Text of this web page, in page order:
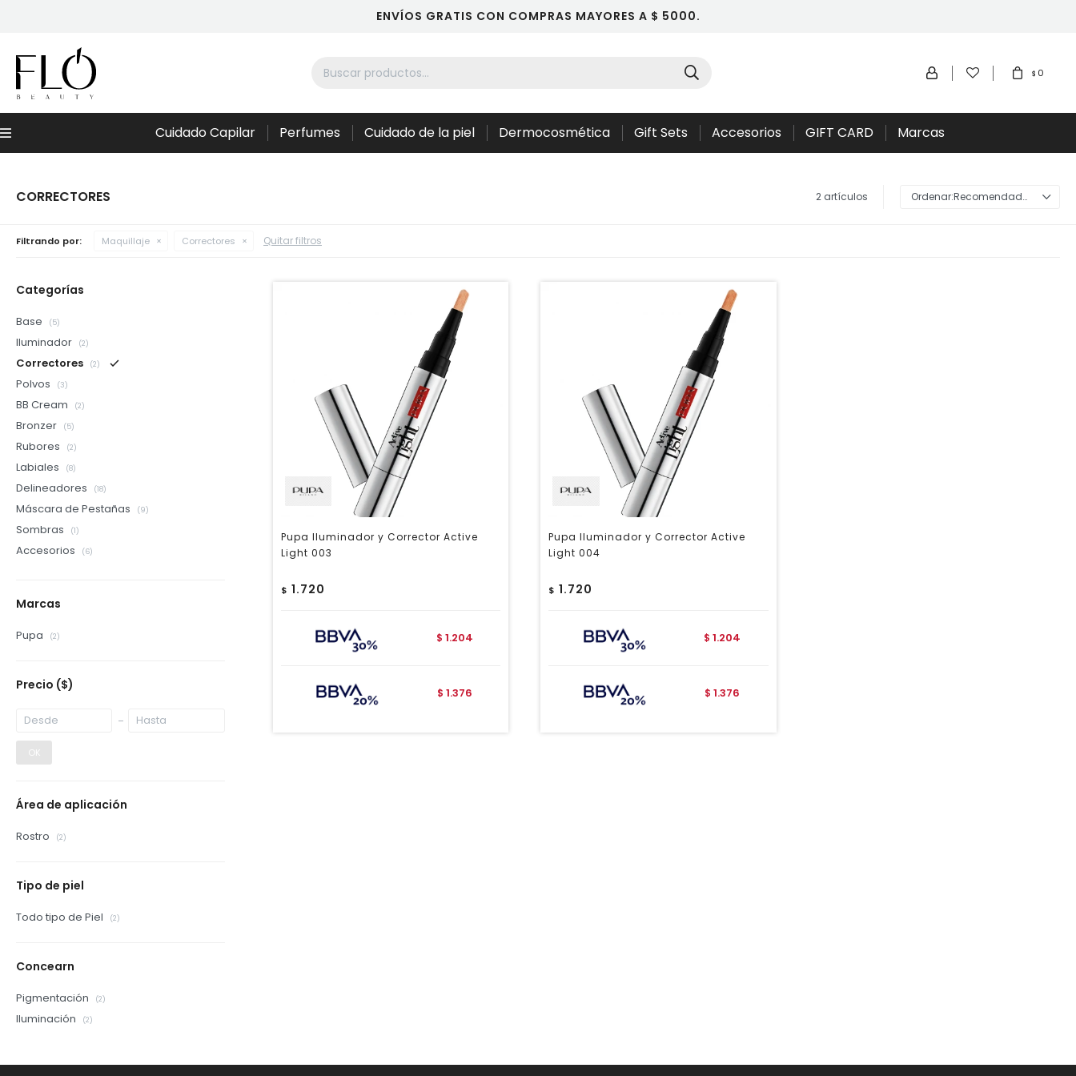
ENVÍOS GRATIS CON COMPRAS MAYORES A $ 5000.
Menú Cuidado Capilar Perfumes Cuidado de la piel Dermocosmética Gift Sets Accesorios GIFT CARD Marcas
$ 0
CORRECTORES 2 artículos Recomendados
Filtrando por: Maquillaje Correctores Quitar filtros
Pupa Iluminador y Corrector Active
Light 003
$ 1.720
$ 1.204
$ 1.376
Pupa Iluminador y Corrector Active
Light 004
$ 1.720
$ 1.204
$ 1.376
Categorías
Base (5)
Iluminador (2)
Correctores (2)
Polvos (3)
BB Cream (2)
Bronzer (5)
Rubores (2)
Labiales (8)
Delineadores (18)
Máscara de Pestañas (9)
Sombras (1)
Accesorios (6)
Marcas
Pupa (2)
Precio ($)
OK
Área de aplicación
Rostro (2)
Tipo de piel
Todo tipo de Piel (2)
Concearn
Pigmentación (2)
Iluminación (2)